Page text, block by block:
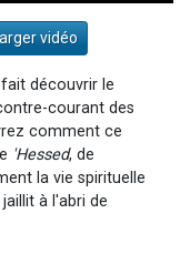
vidéo
découvrir le
courant des
comment ce
'Hessed, de
la vie spirituelle
à l'abri de